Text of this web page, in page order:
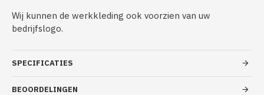
Wij kunnen de werkkleding ook voorzien van uw
bedrijfslogo.
SPECIFICATIES
BEOORDELINGEN